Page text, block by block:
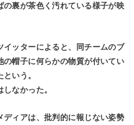
の裏が茶色く汚れている様子が映
イッターによると、同チームのブ
の帽子に何らかの物質が付いてい
いう。
なかった。
ディアは、批判的に報じない姿勢